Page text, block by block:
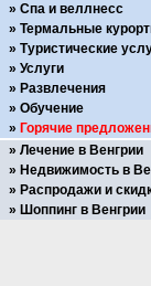
Спа и веллнесс
Термальные
Туристические
Услуги
Развлечения
Обучение
Горячие
Лечение в Венгрии
Недвижимость в
Распродажи и
Шоппинг в Венгрии